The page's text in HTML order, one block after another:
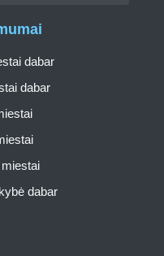
dabar
dabar
dabar